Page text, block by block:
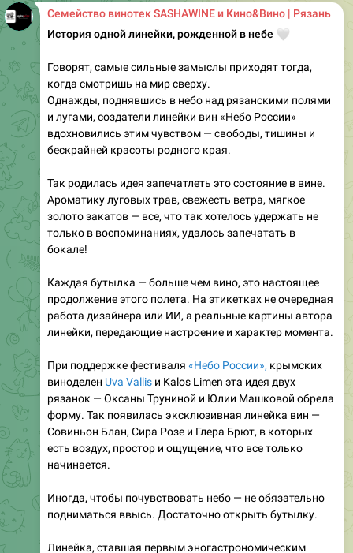
Семейство винотек SASHAWINE и Кино&Вино | Рязань
История одной линейки, рожденной в небе
🤍
Говорят, самые сильные замыслы приходят тогда,
когда смотришь на мир сверху.
Однажды, поднявшись в небо над рязанскими полями
и лугами, создатели линейки вин «Небо России»
вдохновились этим чувством — свободы, тишины и
бескрайней красоты родного края.
Так родилась идея запечатлеть это состояние в вине.
Ароматику луговых трав, свежесть ветра, мягкое
золото закатов — все, что так хотелось удержать не
только в воспоминаниях, удалось запечатать в
бокале!
Каждая бутылка — больше чем вино, это настоящее
продолжение этого полета. На этикетках не очередная
работа дизайнера или ИИ, а реальные картины автора
линейки, передающие настроение и характер момента.
При поддержке фестиваля «Небо России», крымских
виноделен Uva Vallis и Kalos Limen эта идея двух
рязанок — Оксаны Труниной и Юлии Машковой обрела
форму. Так появилась эксклюзивная линейка вин —
Совиньон Блан, Сира Розе и Глера Брют, в которых
есть воздух, простор и ощущение, что все только
начинается.
Иногда, чтобы почувствовать небо — не обязательно
подниматься ввысь. Достаточно открыть бутылку.
Линейка, ставшая первым эногастрономическим